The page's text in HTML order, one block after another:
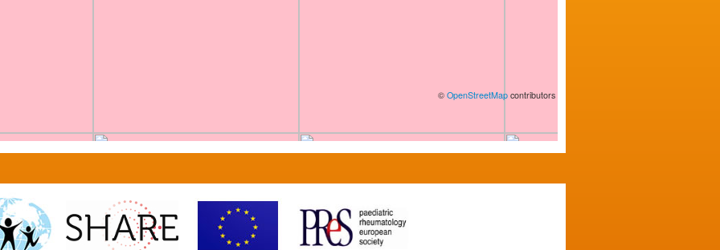
© OpenStreetMap contributors